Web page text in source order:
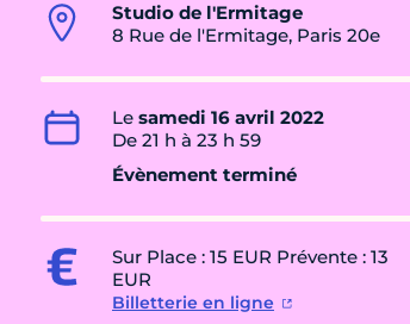
Studio de l'Ermitage
8 Rue de l'Ermitage, Paris 20e
Le samedi 16 avril 2022
De 21 h à 23 h 59
Évènement terminé
Sur Place : 15 EUR Prévente : 13
EUR
Billetterie en ligne